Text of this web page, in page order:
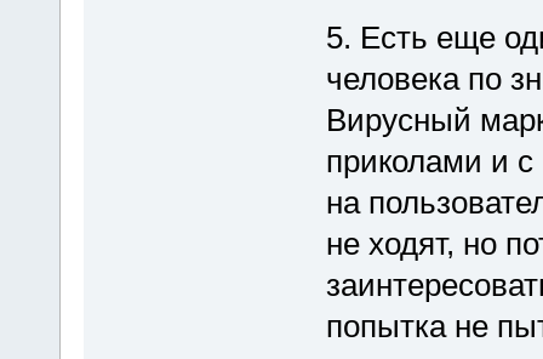
5. Есть еще
человека по
Вирусный
приколами и с
на
не ходят, но
попытка не